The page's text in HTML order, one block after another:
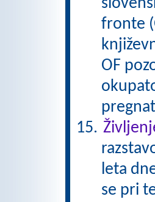
fronte
OF
leta
se pri